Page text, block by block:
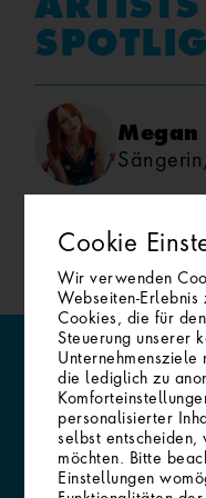
Megan
WIN-WIN BEIM
Cookie
Wir verwenden
Webseiten-
Cookies, die für
Steuerung unserer
die lediglich zu
personalisierter
selbst entscheiden,
möchten. Bitte
Einstellungen